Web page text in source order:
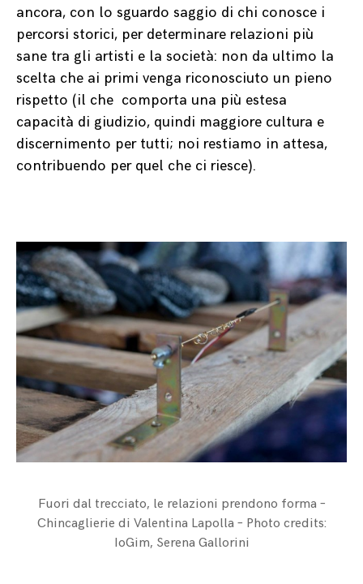
ancora, con lo sguardo saggio di chi conosce i
percorsi storici, per determinare relazioni più
sane tra gli artisti e la società: non da ultimo la
scelta che ai primi venga riconosciuto un pieno
rispetto (il che comporta una più estesa
capacità di giudizio, quindi maggiore cultura e
discernimento per tutti; noi restiamo in attesa,
contribuendo per quel che ci riesce).
Fuori dal trecciato, le relazioni prendono forma –
Chincaglierie di Valentina Lapolla – Photo credits:
IoGim, Serena Gallorini